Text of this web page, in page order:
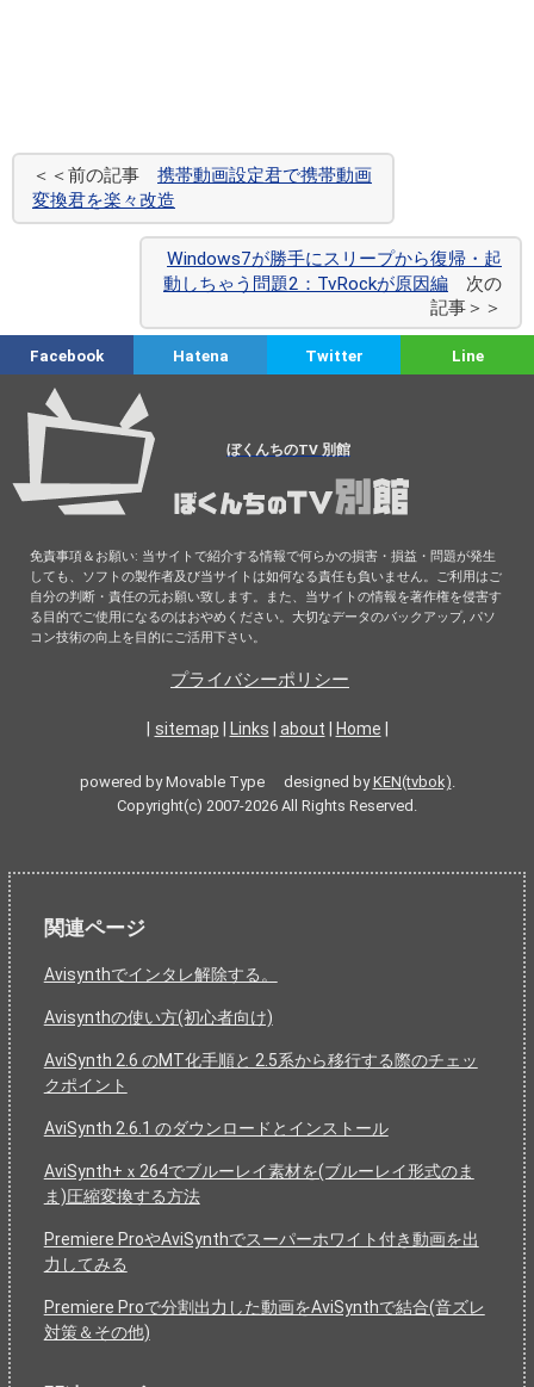
＜＜前の記事 携帯動画設定君で携帯動画
変換君を楽々改造
Windows7が勝手にスリープから復帰・起
動しちゃう問題2：TvRockが原因編 次の
記事＞＞
Facebook Hatena Twitter Line
ぼくんちのTV 別館
免責事項＆お願い: 当サイトで紹介する情報で何らかの損害・損益・問題が発生
しても、ソフトの製作者及び当サイトは如何なる責任も負いません。ご利用はご
自分の判断・責任の元お願い致します。また、当サイトの情報を著作権を侵害す
る目的でご使用になるのはおやめください。大切なデータのバックアップ, パソ
コン技術の向上を目的にご活用下さい。
プライバシーポリシー
sitemap Links about Home
powered by Movable Type designed byKEN(tvbok).
Copyright(c) 2007-2026 All Rights Reserved.
関連ページ
Avisynthでインタレ解除する。
Avisynthの使い方(初心者向け)
AviSynth 2.6 のMT化手順と 2.5系から移行する際のチェッ
クポイント
AviSynth 2.6.1 のダウンロードとインストール
AviSynth+ｘ264でブルーレイ素材を(ブルーレイ形式のま
ま)圧縮変換する方法
Premiere ProやAviSynthでスーパーホワイト付き動画を出
力してみる
Premiere Proで分割出力した動画をAviSynthで結合(音ズレ
対策＆その他)